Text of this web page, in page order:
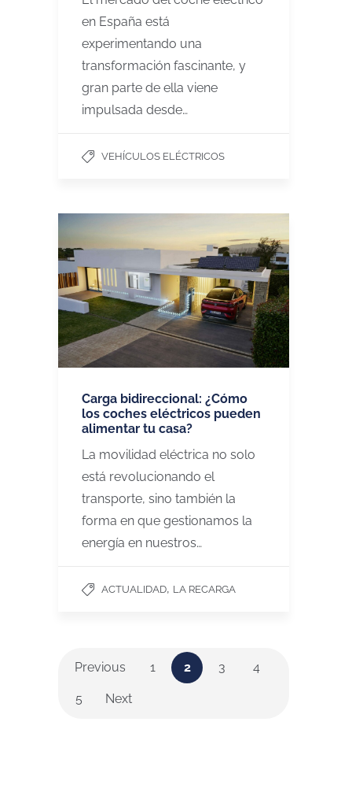
en España está
experimentando una
transformación fascinante, y
gran parte de ella viene
impulsada desde…
VEHÍCULOS ELÉCTRICOS
Carga bidireccional: ¿Cómo
los coches eléctricos pueden
alimentar tu casa?
La movilidad eléctrica no solo
está revolucionando el
transporte, sino también la
forma en que gestionamos la
energía en nuestros…
ACTUALIDAD, LA RECARGA
Previous 1 2 3 4
5 Next